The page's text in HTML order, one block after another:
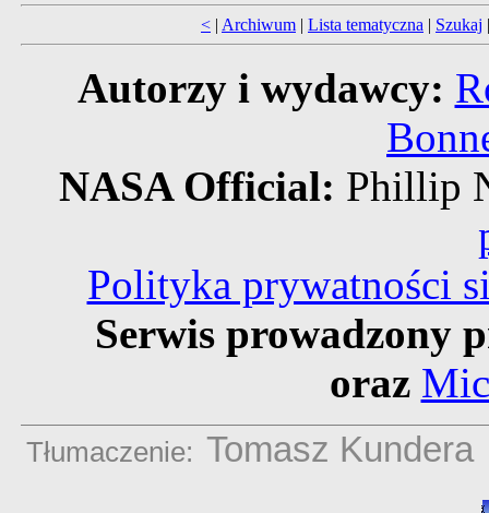
< | Archiwum | Lista tematyczna | Szukaj
Autorzy i wydawcy:
NASA Official: Phillip
Polityka prywatności
Serwis prowadzony
oraz
Tłumaczenie: Tomasz Kundera